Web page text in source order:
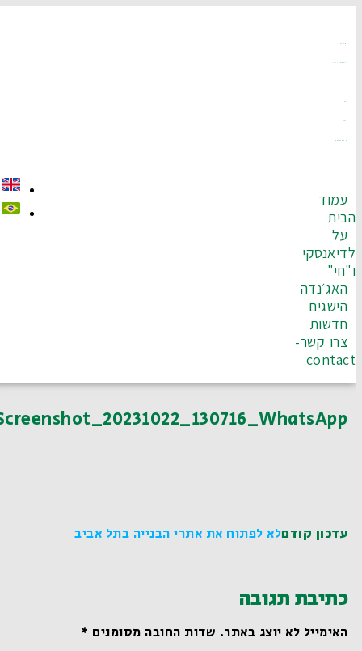
עמוד
הבית
על
לדיאנסקי
ו"חי"
האג׳נדה
הישגים
חדשות
צרו קשר-
contact
Screenshot_20231022_130716_WhatsApp
עדכון קודםלא לפתוח את אתרי הבנייה בתל אביב
כתיבת תגובה
האימייל לא יוצג באתר.שדות החובה מסומנים*